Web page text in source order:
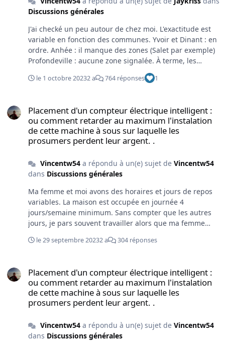
Discussions générales
J'ai checké un peu autour de chez moi. L'exactitude est
variable en fonction des communes. Yvoir et Dinant : en
ordre. Anhée : il manque des zones (Salet par exemple)
Profondeville : aucune zone signalée. À terme, les
titulaires de chasse seront obligés de compléter les
informations sur chasseonweb mais ce n'est pas encore
public) 😉
le 1 octobre 20232 a 764 réponses 1
Placement d'un compteur électrique intelligent :
ou comment retarder au maximum l'instalation
de cette machine à sous sur laquelle les
prosumers perdent leur argent. .
Vincentw54a répondu à un(e) sujet de Vincentw54
dans Discussions générales
Ma femme et moi avons des horaires et jours de repos
variables. La maison est occupée en journée 4
jours/semaine minimum. Sans compter que les autres
jours, je pars souvent travailler alors que ma femme
les enfants à la maison. Il n'y a plus beaucoup de jour
le 29 septembre 20232 a 304 réponses
Placement d'un compteur électrique intelligent :
ou comment retarder au maximum l'instalation
de cette machine à sous sur laquelle les
prosumers perdent leur argent. .
Vincentw54a répondu à un(e) sujet de Vincentw54
dans Discussions générales